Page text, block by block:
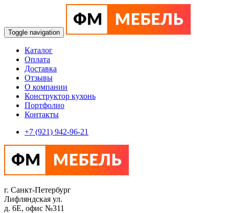
Toggle navigation
Каталог
Оплата
Доставка
Отзывы
О компании
Конструктор кухонь
Портфолио
Контакты
+7 (921) 942-96-21
г. Санкт-Петербург
Лифляндская ул.
д. 6Е, офис №311